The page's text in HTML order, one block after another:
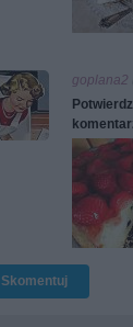
goplana2
Skomentuj